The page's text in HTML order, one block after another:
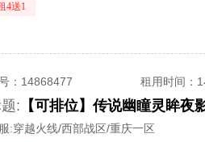
4送1
： 14868477 租用时间 ：
:
:穿越火线/西部战区/重庆一区